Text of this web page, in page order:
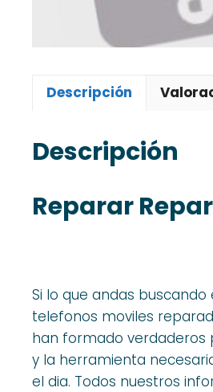
Descripción
Descripción
Reparar
Si lo que andas buscando
telefonos moviles
han formado verdaderos
y la herramienta
el dia. Todos nuestros